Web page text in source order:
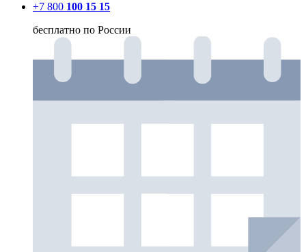
+7 800 100 15 15
бесплатно по России